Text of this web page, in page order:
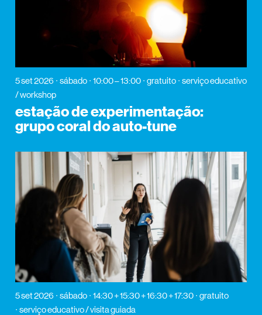
5 set 2026 sábado 10:00 – 13:00 gratuito
serviço educativo
/ workshop
estação de experimentação:
grupo coral do auto-tune
5 set 2026 sábado 14:30 + 15:30 + 16:30 + 17:30
gratuito
serviço educativo / visita guiada